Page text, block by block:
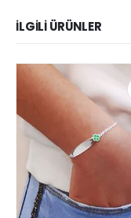
İLGILI ÜRÜNLER